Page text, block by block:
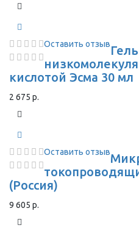
Оставить отзыв
кислотой Эсма 30 мл
2 675 р.
Оставить отзыв
(Россия)
9 605 р.